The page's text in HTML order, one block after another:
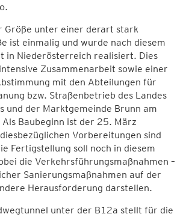
Größe unter einer derart stark
ist einmalig und wurde nach diesem
in Niederösterreich realisiert. Dies
Zusammenarbeit sowie einer
mit den Abteilungen für
bzw. Straßenbetrieb des Landes
und der Marktgemeinde Brunn am
Baubeginn ist der 25. März
Vorbereitungen sind
Fertigstellung soll noch in diesem
die Verkehrsführungsmaßnahmen –
Sanierungsmaßnahmen auf der
Herausforderung darstellen.
unter der B12a stellt für die